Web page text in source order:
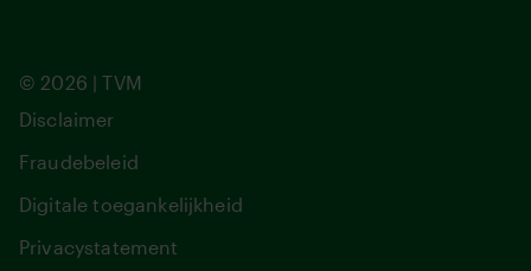
© 2026 | TVM
Disclaimer
Fraudebeleid
Digitale toegankelijkheid
Privacystatement